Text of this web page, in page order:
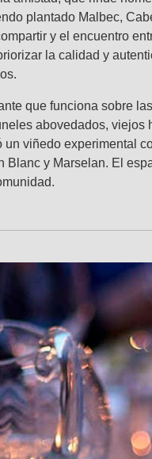
plantado Malbec,
y el encuentro
la calidad y
que funciona sobre
abovedados,
viñedo experimental
y Marselan. El